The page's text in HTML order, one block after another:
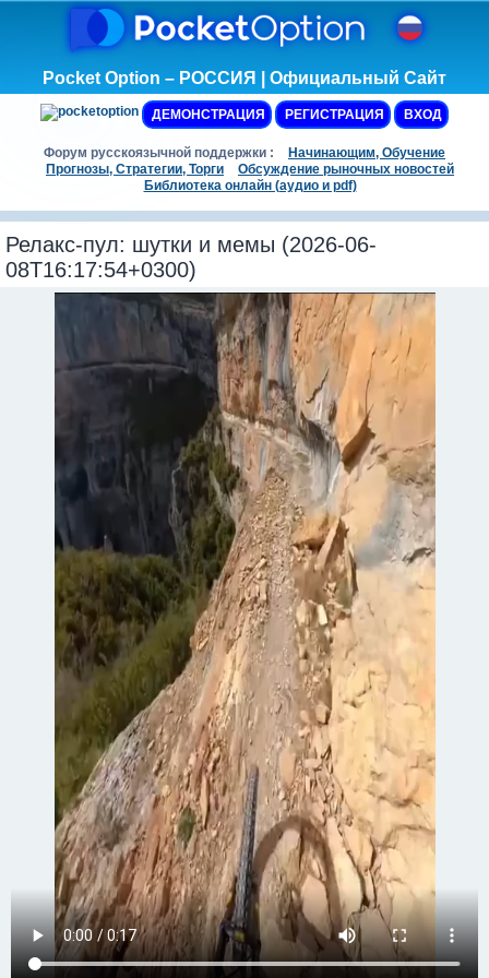
Pocket Option – РОССИЯ | Официальный Сайт
ДЕМОНСТРАЦИЯ РЕГИСТРАЦИЯ ВХОД
Форум русскоязычной поддержки :
Начинающим, Обучение
Прогнозы, Стратегии, Торги
Обсуждение рыночных новостей
Библиотека онлайн (аудио и pdf)
Релакс-пул: шутки и мемы (2026-06-
08T16:17:54+0300)